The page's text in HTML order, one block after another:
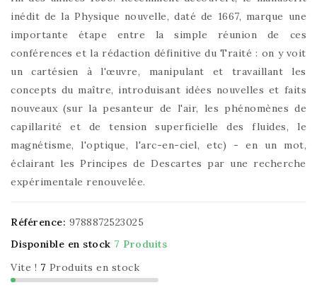
inédit de la Physique nouvelle, daté de 1667, marque une
importante étape entre la simple réunion de ces
conférences et la rédaction définitive du Traité : on y voit
un cartésien à l'œuvre, manipulant et travaillant les
concepts du maître, introduisant idées nouvelles et faits
nouveaux (sur la pesanteur de l'air, les phénomènes de
capillarité et de tension superficielle des fluides, le
magnétisme, l'optique, l'arc-en-ciel, etc) - en un mot,
éclairant les Principes de Descartes par une recherche
expérimentale renouvelée.
Référence: 9788872523025
Disponible en stock 7 Produits
Vite ! 7 Produits en stock